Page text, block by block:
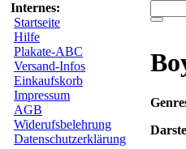
Internes:
Startseite
Hilfe
Plakate-ABC
Versand-Infos
Einkaufskorb
Impressum
AGB
Widerufsbelehrung
Datenschutzerklärung